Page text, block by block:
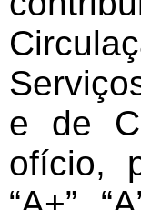
e de
ofício,